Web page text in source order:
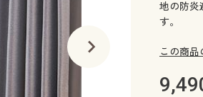
地の防炎
す。
この商品